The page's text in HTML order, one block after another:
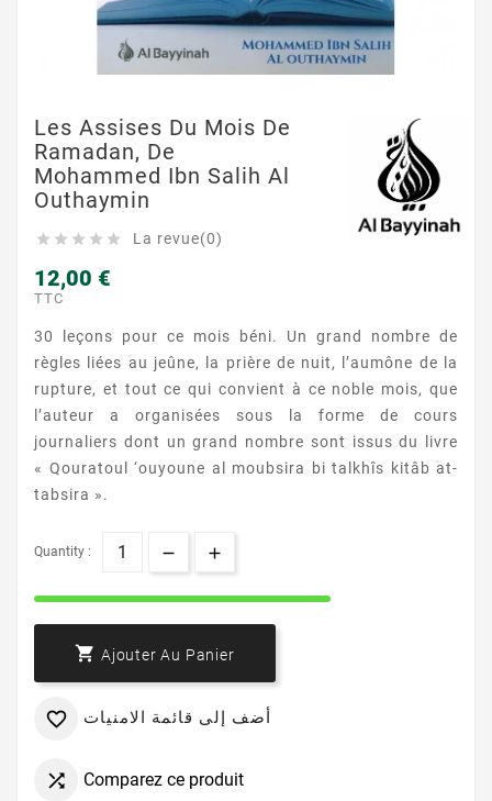
Les Assises Du Mois De
Ramadan, De
Mohammed Ibn Salih Al
Outhaymin
     La revue(0)
12,00 €
TTC
30 leçons pour ce mois béni.
Un grand nombre de
règles liées au jeûne, la prière de nuit, l’aumône de la
rupture, et tout ce qui convient à ce noble mois, que
l’auteur a organisées sous la forme de cours
journaliers dont un grand nombre sont issus du livre
« Qouratoul ‘ouyoune al moubsira bi talkhîs kitâb at-
tabsira ».
Quantity :
 Ajouter Au Panier
 أضف إلى قائمة الامنيات
 Comparez ce produit